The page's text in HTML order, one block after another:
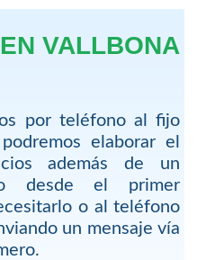
VALLBONA
por teléfono al fijo
elaborar el
además de un
desde el primer
o al teléfono
un mensaje vía